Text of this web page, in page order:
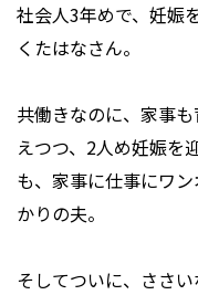
社会人3年めで、妊娠
くたはなさん。
共働きなのに、家事
えつつ、2人め妊娠を
も、家事に仕事にワ
かりの夫。
そしてついに、ささ